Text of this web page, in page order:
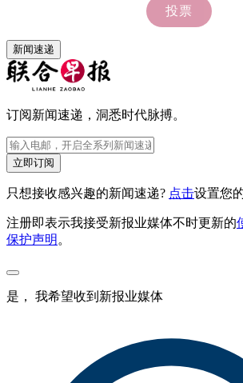
新闻速递
订阅新闻速递，洞悉时代脉搏。
立即订阅
只想接收感兴趣的新闻速递? 点击设置您
注册即表示我接受新报业媒体不时更新的
保护声明 。
是， 我希望收到新报业媒体